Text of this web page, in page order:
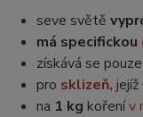
seve světě
má specifickou
získává se pouze
pro sklizeň,
na 1 kg kořenív